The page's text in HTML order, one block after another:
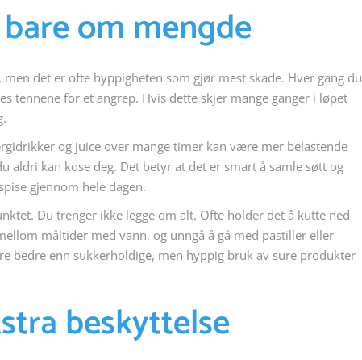
om mengde
det er ofte hyppigheten som gjør mest skade. Hver gang du
tennene for et angrep. Hvis dette skjer mange ganger i løpet
og juice over mange timer kan være mer belastende
aldri kan kose deg. Det betyr at det er smart å samle søtt og
gjennom hele dagen.
Du trenger ikke legge om alt. Ofte holder det å kutte ned
måltider med vann, og unngå å gå med pastiller eller
bedre enn sukkerholdige, men hyppig bruk av sure produkter
beskyttelse